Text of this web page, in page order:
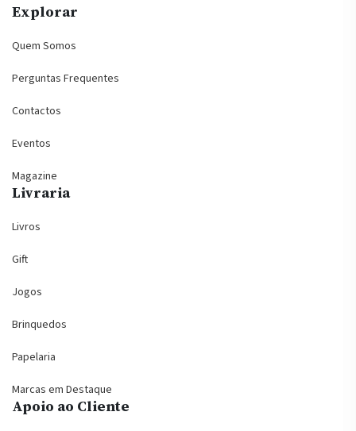
Explorar
Quem Somos
Perguntas Frequentes
Contactos
Eventos
Magazine
Livraria
Livros
Gift
Jogos
Brinquedos
Papelaria
Marcas em Destaque
Apoio ao Cliente